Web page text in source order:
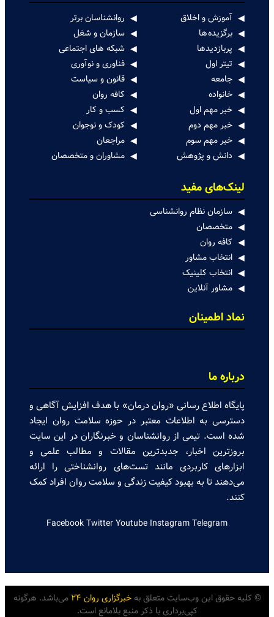
آموزش و اخلاق
برگزیده ها
پربازدیدها
تیتر اول
جامعه
خانواده
خبر مهم اول
خبر مهم دوم
خبر مهم سوم
دانش و پژوهش
روانشناسان برتر
سازمان و شغل
شبکه های اجتماعی
فناوری و نوآوری
قانون و سیاست
کافه روان
کسب و کار
کودک و نوجوان
مراجعان
مشاوران و متخصصان
لینک‌های مفید
سازمان نظام روانشناسی
متخصصان
کافه روان
انتخاب مشاور
انتخاب کلینیک
مشاور آنلاین
نماد اطمینان
درباره ما
پایگاه اطلاع رسانی «روان درمان» با هدف افزایش آگاهی و
دسترسی به اطلاعات معتبر در حوزه سلامت روان ایجاد
شده است. تیمی از روانشناسان و خبرنگاران در این سایت
بروزترین اخبار، جدبدترین مقالات و مطالب علمی و
ابزارهای کاربردی مانند تست‌های روانشناختی را ارائه
می‌دهند تا به بهبود کیفیت زندگی و سلامت روان افراد کمک
کنند.
FacebookTwitterYoutube InstagramTelegram
© کلیه حقوق این وب‌سایت متعلق بهخبرگزاری روان ۲۴
می‌باشد. هرگونه
کپی‌برداری با ذکر منبع بلامانع است.